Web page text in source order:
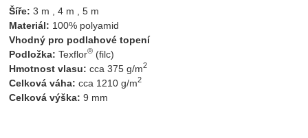
Šíře: 3 m , 4 m , 5 m
Materiál: 100% polyamid
Vhodný pro podlahové topení
Podložka: Texflor® (filc)
Hmotnost vlasu: cca 375 g/m2
Celková váha: cca 1210 g/m2
Celková výška: 9 mm